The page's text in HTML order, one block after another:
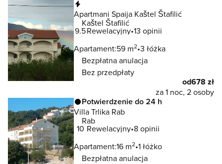
Apartmani Spaija Kaštel Štafilić
Kaštel Štafilić
9.5Rewelacyjny 13 opinii
Apartament:59 m2 3 łóżka
Bezpłatna anulacja
Bez przedpłaty
od678 zł
za 1 noc, 2 osoby
Potwierdzenie do 24 h
Villa Trlika Rab
Rab
10 Rewelacyjny 8 opinii
Apartament:16 m2 1 łóżko
Bezpłatna anulacja